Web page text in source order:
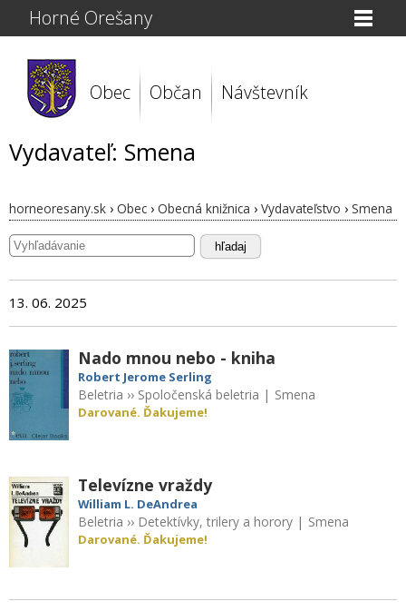
Horné Orešany
Obec Občan Návštevník
Vydavateľ: Smena
horneoresany.sk › Obec › Obecná knižnica › Vydavateľstvo › Smena
hľadaj
13. 06. 2025
Nado mnou nebo - kniha
Robert Jerome Serling
Beletria ›› Spoločenská beletria | Smena
Darované. Ďakujeme!
Televízne vraždy
William L. DeAndrea
Beletria ›› Detektívky, trilery a horory| Smena
Darované. Ďakujeme!